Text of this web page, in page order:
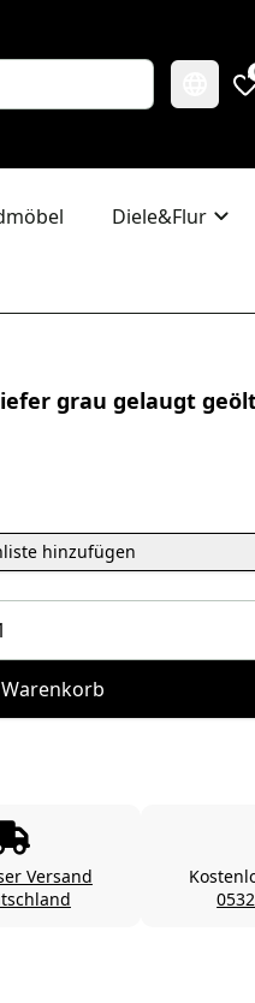
Diele&Flur
grau gelaugt
hinzufügen
Versand